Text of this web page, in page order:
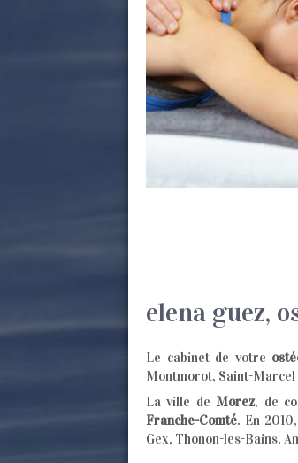
elena guez,
Le cabinet de votre
Montmorot, Saint-Marcel
La ville de Morez, de
Franche-Comté. En
Gex, Thonon-les-Bains,